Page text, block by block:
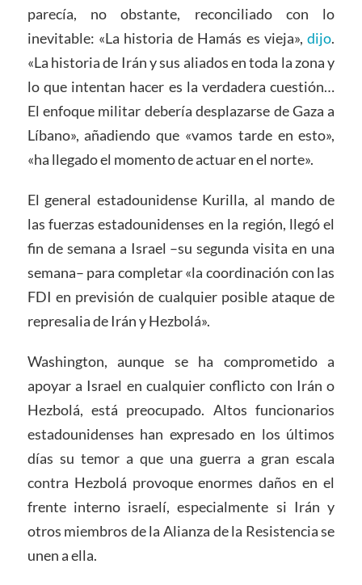
parecía, no obstante, reconciliado con lo
inevitable: «La historia de Hamás es vieja»,dijo.
«La historia de Irán y sus aliados en toda la zona y
lo que intentan hacer es la verdadera cuestión…
El enfoque militar debería desplazarse de Gaza a
Líbano», añadiendo que «vamos tarde en esto»,
«ha llegado el momento de actuar en el norte».
El general estadounidense Kurilla, al mando de
las fuerzas estadounidenses en la región, llegó el
fin de semana a Israel –su segunda visita en una
semana– para completar «la coordinación con las
FDI en previsión de cualquier posible ataque de
represalia de Irán y Hezbolá».
Washington, aunque se ha comprometido a
apoyar a Israel en cualquier conflicto con Irán o
Hezbolá, está preocupado. Altos funcionarios
estadounidenses han expresado en los últimos
días su temor a que una guerra a gran escala
contra Hezbolá provoque enormes daños en el
frente interno israelí, especialmente si Irán y
otros miembros de la Alianza de la Resistencia se
unen a ella.